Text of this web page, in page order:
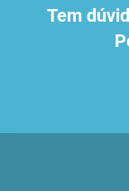
Tem